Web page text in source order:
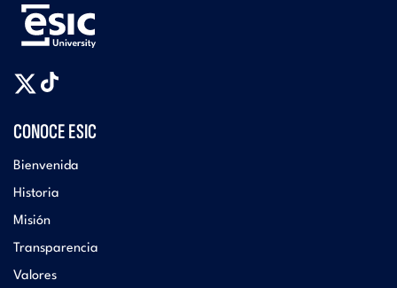
CONOCE ESIC
Bienvenida
Historia
Misión
Transparencia
Valores